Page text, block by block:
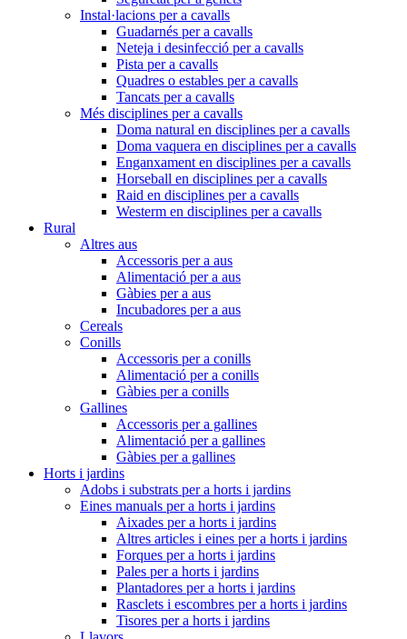
Instal·lacions per a cavalls
Guadarnés per a cavalls
Neteja i desinfecció per a cavalls
Pista per a cavalls
Quadres o estables per a cavalls
Tancats per a cavalls
Més disciplines per a cavalls
Doma natural en disciplines per a cavalls
Doma vaquera en disciplines per a cavalls
Enganxament en disciplines per a cavalls
Horseball en disciplines per a cavalls
Raid en disciplines per a cavalls
Westerm en disciplines per a cavalls
Rural
Altres aus
Accessoris per a aus
Alimentació per a aus
Gàbies per a aus
Incubadores per a aus
Cereals
Conills
Accessoris per a conills
Alimentació per a conills
Gàbies per a conills
Gallines
Accessoris per a gallines
Alimentació per a gallines
Gàbies per a gallines
Horts i jardins
Adobs i substrats per a horts i jardins
Eines manuals per a horts i jardins
Aixades per a horts i jardins
Altres articles i eines per a horts i jardins
Forques per a horts i jardins
Pales per a horts i jardins
Plantadores per a horts i jardins
Rasclets i escombres per a horts i jardins
Tisores per a horts i jardins